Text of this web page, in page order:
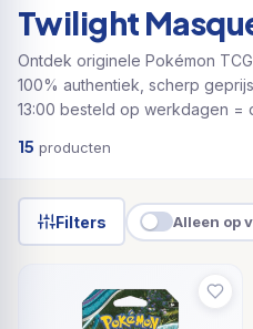
Twilight
Ontdek originele Pokémon
100% authentiek, scherp
13:00 besteld op werkdagen
15 producten
Filters Alleen op